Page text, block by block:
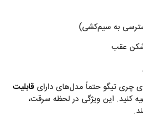
به سیم‌کشی)
عقب
چری تیگو حتماً مدل‌های دارای قابلیت
کنید. این ویژگی در لحظه سرقت،